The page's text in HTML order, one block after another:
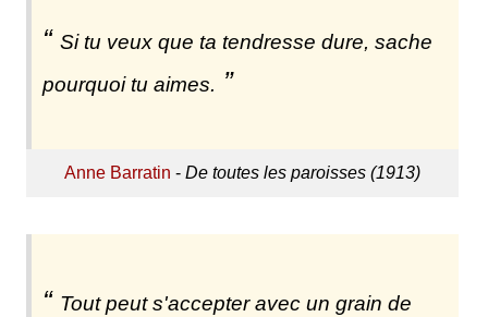
Si tu veux que ta tendresse dure, sache
pourquoi tu aimes.
Anne Barratin - De toutes les paroisses (1913)
Tout peut s'accepter avec un grain de